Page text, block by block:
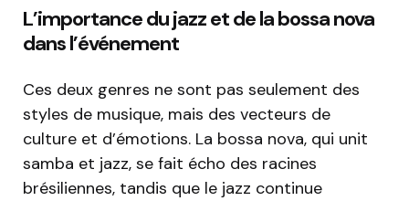
L’importance du jazz et de la bossa nova
dans l’événement
Ces deux genres ne sont pas seulement des
styles de musique, mais des vecteurs de
culture et d’émotions. La bossa nova, qui unit
samba et jazz, se fait écho des racines
brésiliennes, tandis que le jazz continue